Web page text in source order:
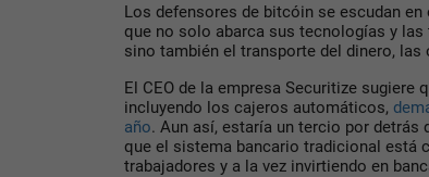
Los defensores de bitcóin se escudan
que no solo abarca sus tecnologías y
sino también el transporte del dinero, las
El CEO de la empresa Securitize
incluyendo los cajeros automáticos,
año. Aun así, estaría un tercio por detrás
que el sistema bancario tradicional está
trabajadores y a la vez invirtiendo en